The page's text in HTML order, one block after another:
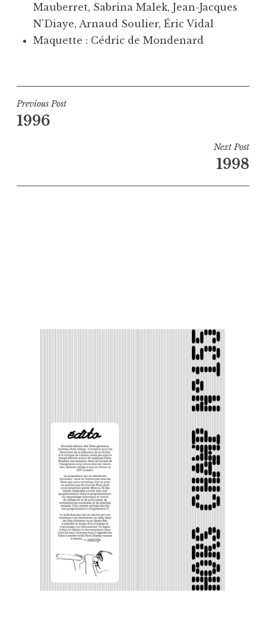
Mauberret, Sabrina Malek, Jean-Jacques
N’Diaye, Arnaud Soulier, Éric Vidal
Maquette : Cédric de Mondenard
Navigation
de
Previous Post
1996
Next Post
1998